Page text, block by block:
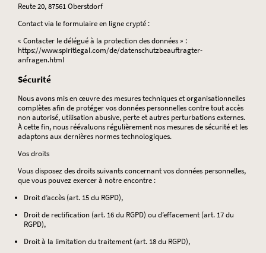
Reute 20, 87561 Oberstdorf
Contact via le formulaire en ligne crypté :
« Contacter le délégué à la protection des données » :
https://www.spiritlegal.com/de/datenschutzbeauftragter-
anfragen.html
Sécurité
Nous avons mis en œuvre des mesures techniques et organisationnelles
complètes afin de protéger vos données personnelles contre tout accès
non autorisé, utilisation abusive, perte et autres perturbations externes.
À cette fin, nous réévaluons régulièrement nos mesures de sécurité et les
adaptons aux dernières normes technologiques.
Vos droits
Vous disposez des droits suivants concernant vos données personnelles,
que vous pouvez exercer à notre encontre :
Droit d’accès (art. 15 du RGPD),
Droit de rectification (art. 16 du RGPD) ou d’effacement (art. 17 du
RGPD),
Droit à la limitation du traitement (art. 18 du RGPD),